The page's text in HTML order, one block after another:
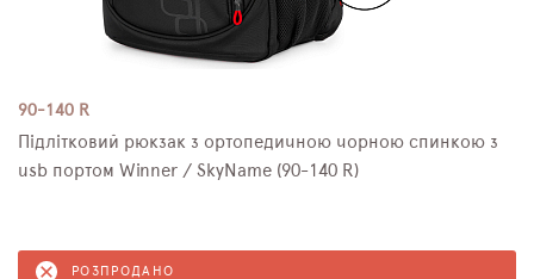
90-140 R
Підлітковий рюкзак з ортопедичною чорною спинкою з
usb портом Winner / SkyName (90-140 R)
РОЗПРОДАНО